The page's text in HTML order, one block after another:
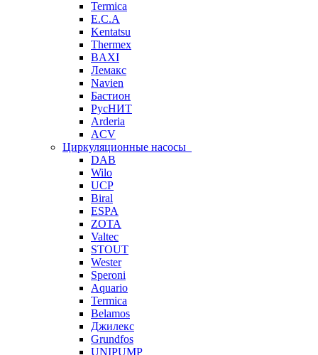
Termica
E.C.A
Kentatsu
Thermex
BAXI
Лемакс
Navien
Бастион
РусНИТ
Arderia
ACV
Циркуляционные насосы
DAB
Wilo
UCP
Biral
ESPA
ZOTA
Valtec
STOUT
Wester
Speroni
Aquario
Termica
Belamos
Джилекс
Grundfos
UNIPUMP